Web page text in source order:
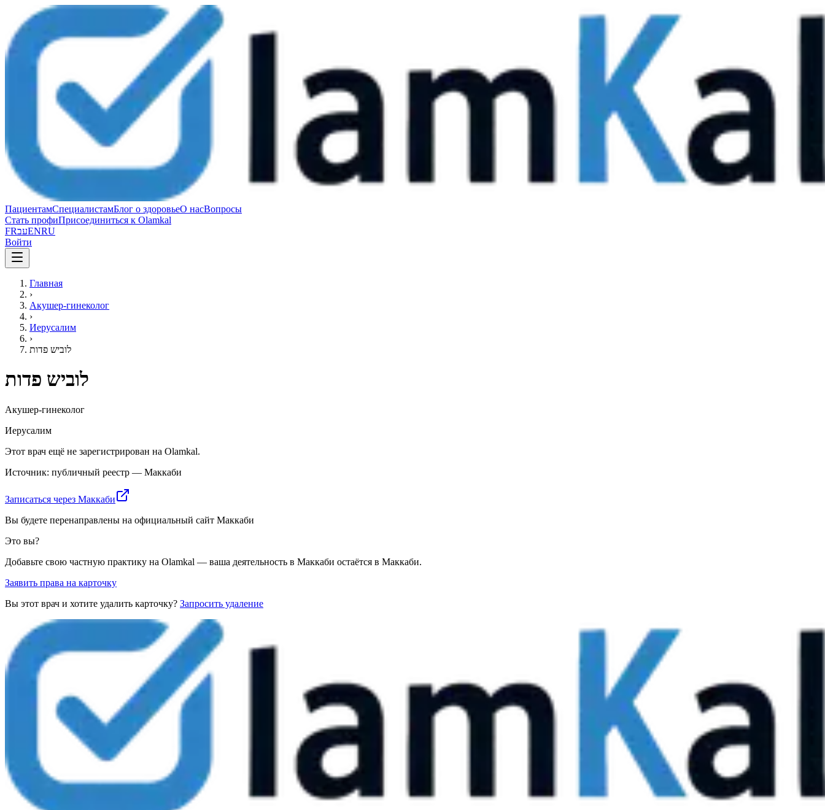
ПациентамСпециалистамБлог о здоровьеО насВопросы
Стать профиПрисоединиться к Olamkal
FRעבENRU
Войти
Главная
›
Акушер-гинеколог
›
Иерусалим
›
לוביש פדות
לוביש פדות
Акушер-гинеколог
Иерусалим
Этот врач ещё не зарегистрирован на Olamkal.
Источник: публичный реестр — Маккаби
Записаться через Маккаби
Вы будете перенаправлены на официальный сайт Маккаби
Это вы?
Добавьте свою частную практику на Olamkal — ваша деятельность в Маккаби остаётся в Маккаби.
Заявить права на карточку
Вы этот врач и хотите удалить карточку? Запросить удаление